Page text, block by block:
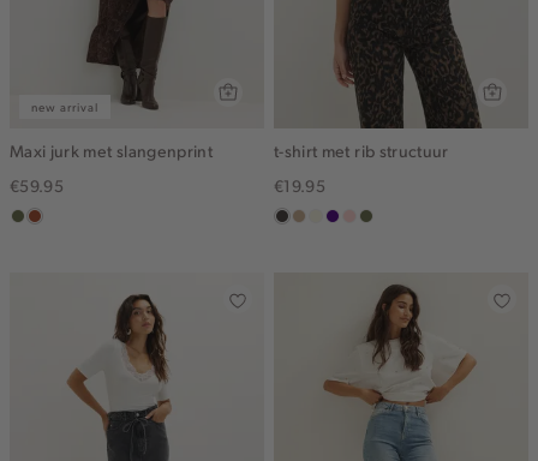
new arrival
Maxi jurk met slangenprint
€59.95
groen,
bruin
t-shirt met rib structuur
€19.95
chocozandwit,indigo
pinkgroen,